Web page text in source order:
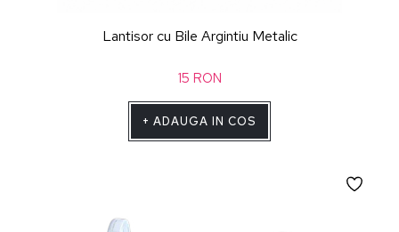
Lantisor cu Bile Argintiu Metalic
15 RON
+ ADAUGA IN COS